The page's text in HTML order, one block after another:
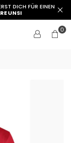
DICH FÜR EINEN
UNSI
0